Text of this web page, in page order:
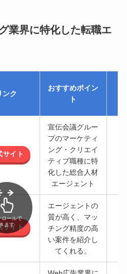
業界に特化した転職エ
ンク
おすすめポイン
ト
サイト
宣伝会議グルー
プのマーケティ
ング・クリエイ
ティブ職種に特
化した総合人材
エージェント
サイト
エージェントの
質が高く、マッ
チング精度の高
い案件を紹介し
てくれる。
ロールで
ます